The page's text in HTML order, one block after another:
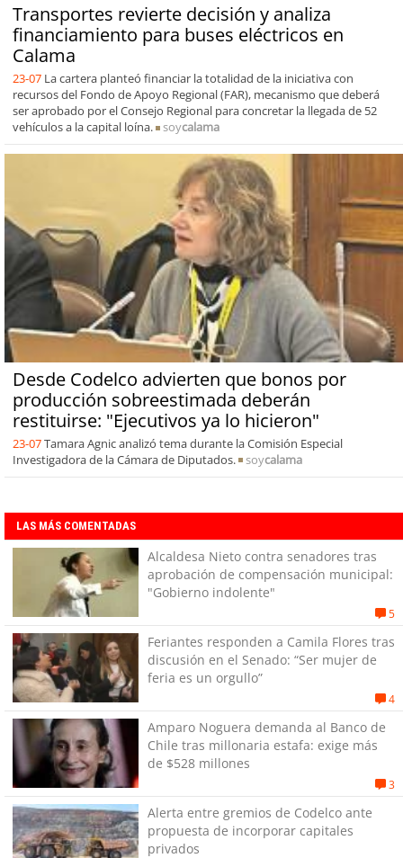
Transportes revierte decisión y analiza
financiamiento para buses eléctricos en
Calama
23-07 La cartera planteó financiar la totalidad de la iniciativa con
recursos del Fondo de Apoyo Regional (FAR), mecanismo que deberá
ser aprobado por el Consejo Regional para concretar la llegada de 52
vehículos a la capital loína.
soycalama
Desde Codelco advierten que bonos por
producción sobreestimada deberán
restituirse: "Ejecutivos ya lo hicieron"
23-07Tamara Agnic analizó tema durante la Comisión Especial
Investigadora de la Cámara de Diputados.
soycalama
LAS MÁS COMENTADAS
Alcaldesa Nieto contra senadores tras
aprobación de compensación municipal:
"Gobierno indolente"
5
Feriantes responden a Camila Flores tras
discusión en el Senado: “Ser mujer de
feria es un orgullo”
4
Amparo Noguera demanda al Banco de
Chile tras millonaria estafa: exige más
de $528 millones
3
Alerta entre gremios de Codelco ante
propuesta de incorporar capitales
privados